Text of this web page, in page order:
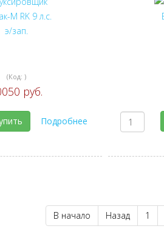
(Код: )
руб.
Подробнее
В начало Назад 1